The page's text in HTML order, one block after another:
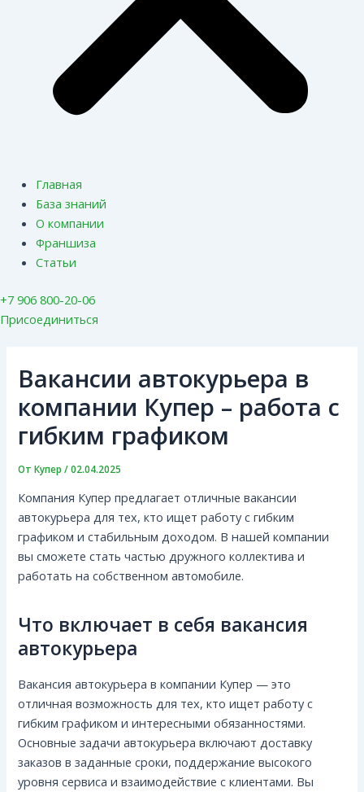
Главная
База знаний
О компании
Франшиза
Статьи
+7 906 800-20-06
Присоединиться
Вакансии автокурьера в
компании Купер – работа с
гибким графиком
ОтКупер/02.04.2025
Компания Купер предлагает отличные вакансии
автокурьера для тех, кто ищет работу с гибким
графиком и стабильным доходом. В нашей компании
вы сможете стать частью дружного коллектива и
работать на собственном автомобиле.
Что включает в себя вакансия
автокурьера
Вакансия автокурьера в компании Купер — это
отличная возможность для тех, кто ищет работу с
гибким графиком и интересными обязанностями.
Основные задачи автокурьера включают доставку
заказов в заданные сроки, поддержание высокого
уровня сервиса и взаимодействие с клиентами. Вы